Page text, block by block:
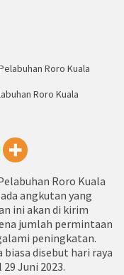
Roro Kuala
Roro Kuala
angkutan yang
ini akan di kirim
jumlah permintaan
peningkatan.
disebut hari raya
Juni 2023.